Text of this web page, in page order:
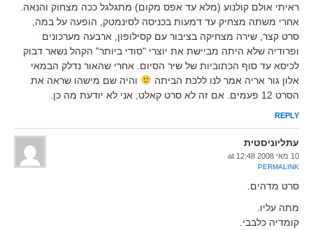
ראיתי אולם קולנוע (מלא עד אפס מקום) מתגלגל ככה מצחוק והנאה.
אחרי משתה מצחיק עד דמעות בכניסה לסינמטק, הופעה על במה,
סרט קצר, שירה מצחיקה בציבור עם קסילופון, ארבעה מערכונים
ופרודיה שלא היתה מביישת את יוצרי "סודי ביותר" הקהל נשאר דבוק
לכיסא עד סוף הכתוביות של שיר הסיום. אחרי שהאור נדלק הבמאי
אלון גור אריה אמר לנו ללכת הביתה
והיה שם מישהו שראה את
הסרט 12 פעמים. אם זה לא סרט קאלט, אני לא יודעת מה כן.
REPLY
עתליוניסטית
10 מאי 2008 at 12:48
PERMALINK
סרט מדהים.
מתה עליו.
קומדיה כלבבי.